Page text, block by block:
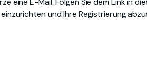
eine E-Mail. Folgen Sie dem Link in
einzurichten und Ihre Registrierung